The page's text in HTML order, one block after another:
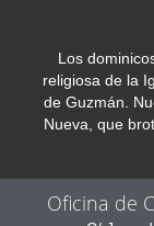
Los
religiosa de la
de Guzmán.
Nueva, que
Oficina de